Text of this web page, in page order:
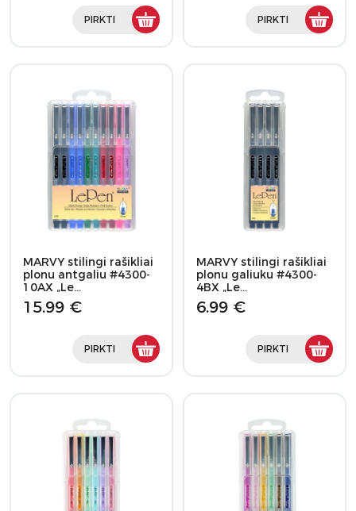
PIRKTI PIRKTI
MARVY stilingi rašikliai
plonu antgaliu #4300-
10AX „Le…
15.99 €
PIRKTI
MARVY stilingi rašikliai
plonu galiuku #4300-
4BX „Le…
6.99 €
PIRKTI